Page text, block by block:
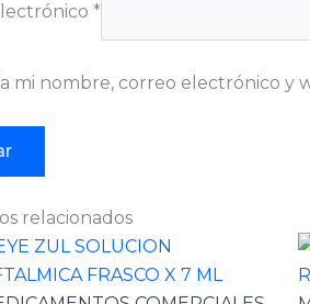
*
mi nombre, correo electrónico y
relacionados